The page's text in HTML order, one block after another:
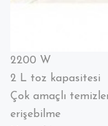
2200 W
2 L toz kapasitesi
Çok amaçlı
erişebilme